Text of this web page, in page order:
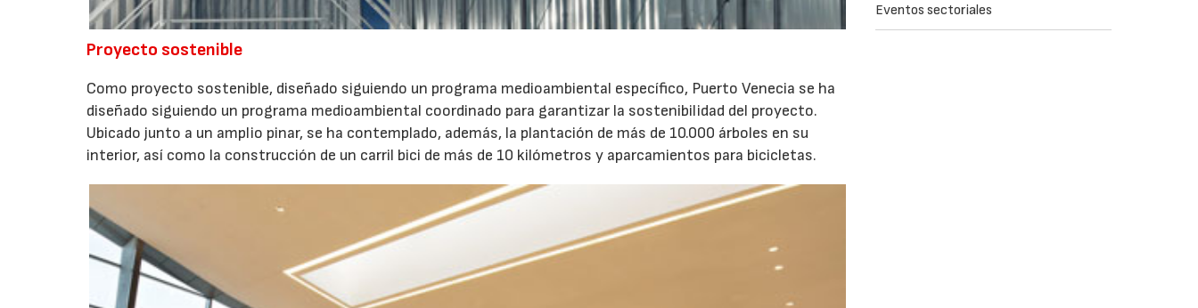
Proyecto sostenible
Como proyecto sostenible, diseñado siguiendo un programa medioambiental específico, Puerto Venecia se ha
diseñado siguiendo un programa medioambiental coordinado para garantizar la sostenibilidad del proyecto.
Ubicado junto a un amplio pinar, se ha contemplado, además, la plantación de más de 10.000 árboles en su
interior, así como la construcción de un carril bici de más de 10 kilómetros y aparcamientos para bicicletas.
Eventos sectoriales